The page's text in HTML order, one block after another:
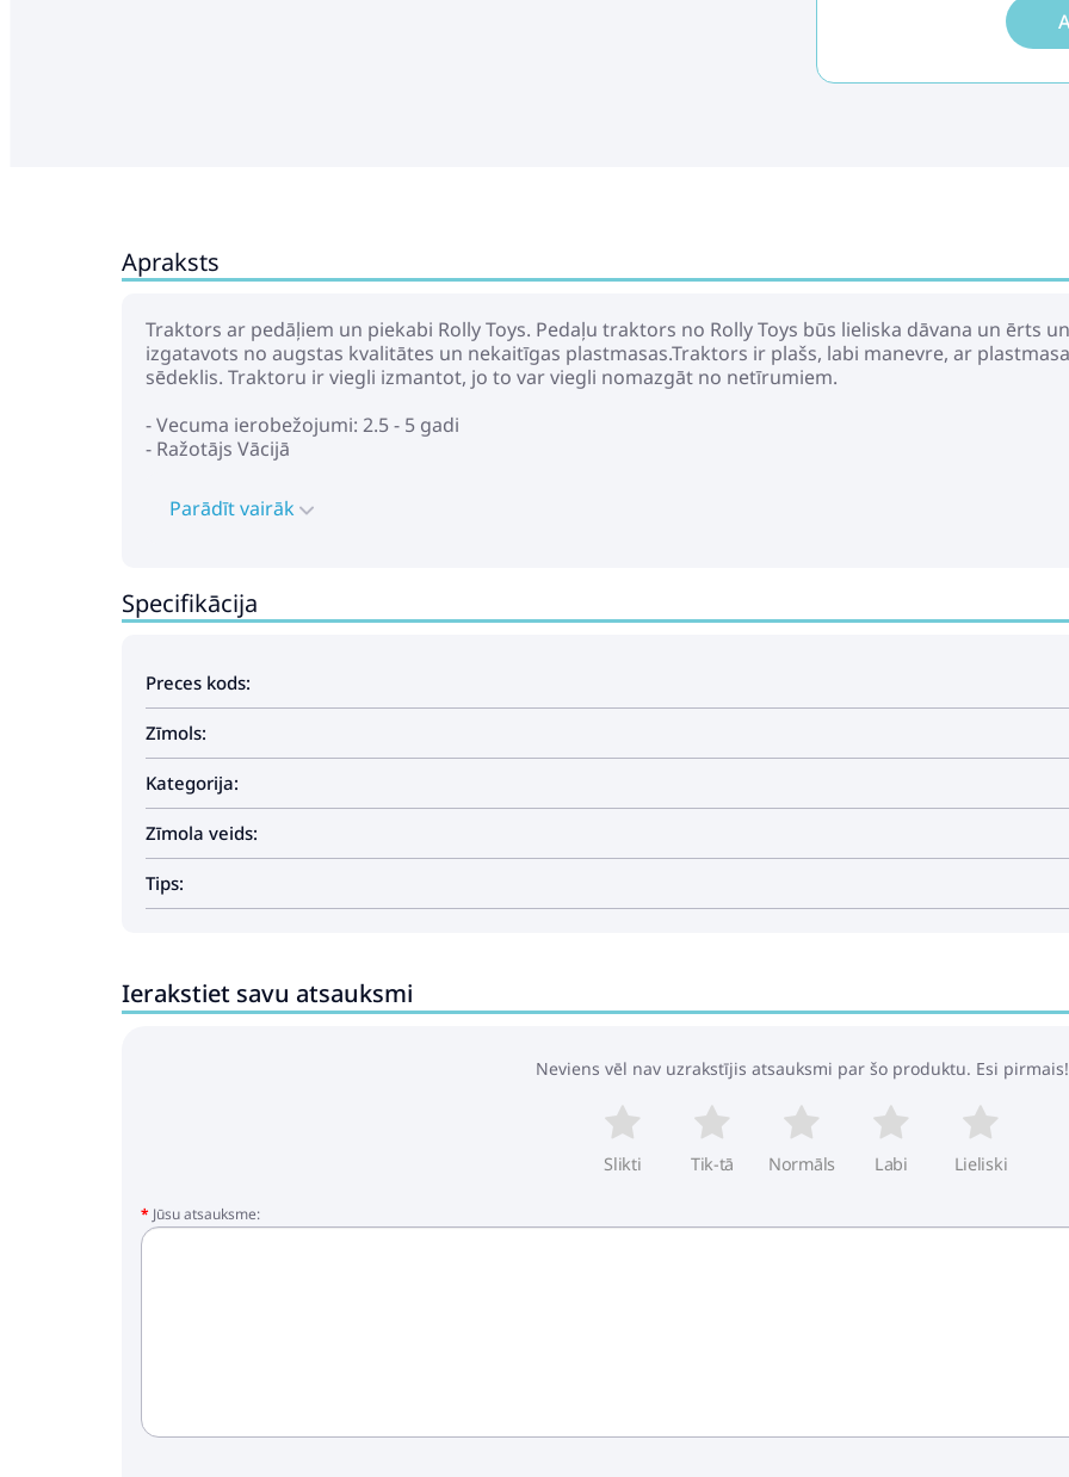
Apraksts
Traktors ar pedāļiem un piekabi Rolly Toys. Pedaļu traktors no Rolly Toys būs lieliska dāvana un ērts
izgatavots no augstas kvalitātes un nekaitīgas plastmasas.Traktors ir plašs, labi manevre, ar
sēdeklis. Traktoru ir viegli izmantot, jo to var viegli nomazgāt no netīrumiem.
- Vecuma ierobežojumi: 2.5 - 5 gadi
- Ražotājs Vācijā
Parādīt vairāk
Specifikācija
Preces kods:
Zīmols:
Kategorija:
Zīmola veids:
Tips:
Ierakstiet savu atsauksmi
Neviens vēl nav uzrakstījis atsauksmi par šo produktu. Esi pirmais!
Slikti Tik-tā Normāls Labi Lieliski
Jūsu atsauksme: